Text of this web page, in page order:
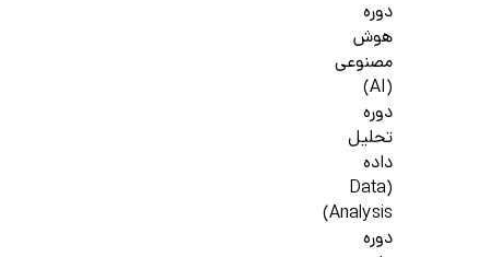
دوره
هوش
مصنوعی
(AI)
دوره
تحلیل
داده
(Data
Analysis)
دوره